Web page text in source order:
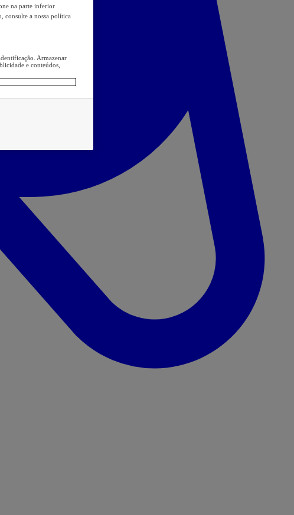
na parte inferior
consulte a nossa política
Armazenar
e conteúdos,